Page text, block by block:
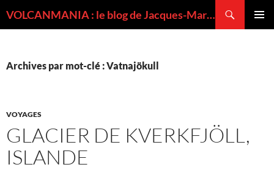
VOLCANMANIA : le blog de Jacques-Marie BARDINTZEFF, volcanologue
Archives par mot-clé : Vatnajökull
VOYAGES
GLACIER DE KVERKFJÖLL,
ISLANDE